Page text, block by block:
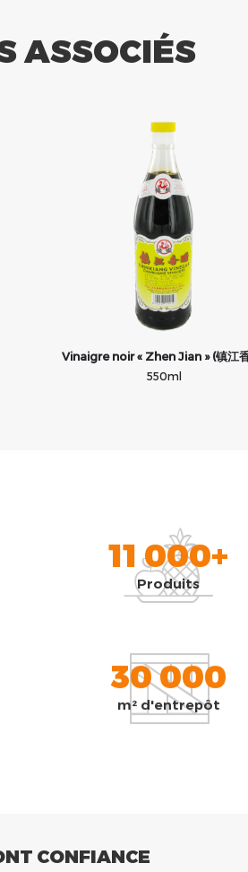
ASSOCIÉS
Vinaigre noir « Zhen Jian » (镇江
550ml
11 000+
Produits
30 000
m² d'entrepôt
CONFIANCE